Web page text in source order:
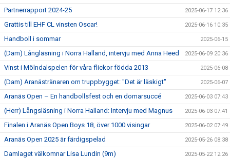
Partnerrapport 2024-25 2025-06-17 12:36
Grattis till EHF CL vinsten Oscar! 2025-06-16 10:35
Handboll i sommar 2025-06-15
(Dam) Långläsning i Norra Halland, intervju med Anna Heed 2025-06-09 20:36
Vinst i Mölndalspelen för våra flickor födda 2013 2025-06-08
(Dam) Aranästränaren om truppbygget: "Det är läskigt" 2025-06-07
Aranäs Open – En handbollsfest och en domarsuccé 2025-06-03 07:43
(Herr) Långsläsning i Norra Halland: Intervju med Magnus 2025-06-03 07:41
Finalen i Aranäs Open Boys 18, över 1000 visingar 2025-06-02 07:49
Aranäs Open 2025 är färdigspelad 2025-05-26 08:38
Damlaget välkomnar Lisa Lundin (9m) 2025-05-22 12:26